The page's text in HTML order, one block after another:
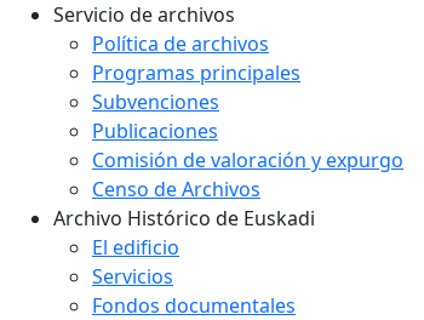
Servicio de archivos
Política de archivos
Programas principales
Subvenciones
Publicaciones
Comisión de valoración y expurgo
Censo de Archivos
Archivo Histórico de Euskadi
El edificio
Servicios
Fondos documentales